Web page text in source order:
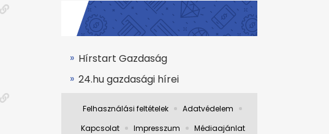
Hírstart Gazdaság
24.hu gazdasági hírei
Felhasználási feltételek
Adatvédelem
Kapcsolat
Impresszum Médiaajánlat